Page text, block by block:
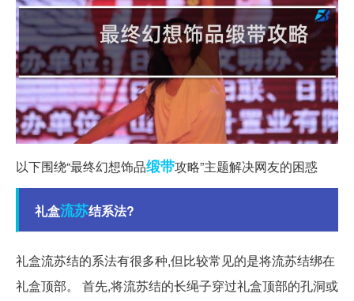
以下围绕“最终幻想饰品缎带攻略”主题解决网友的困惑
礼盒流苏结系法?
礼盒流苏结的系法有很多种,但比较常见的是将流苏结绑在
礼盒顶部。 首先,将流苏结的长绳子穿过礼盒顶部的孔洞或